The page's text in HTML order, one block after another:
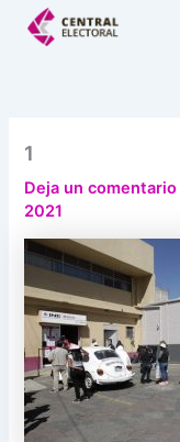
1
Deja un comentario
2021